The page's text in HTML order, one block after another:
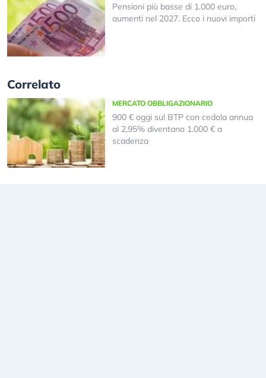
Pensioni più basse di 1.000 euro,
aumenti nel 2027. Ecco i nuovi importi
Correlato
MERCATO OBBLIGAZIONARIO
900 € oggi sul BTP con cedola annua
al 2,95% diventano 1.000 € a
scadenza